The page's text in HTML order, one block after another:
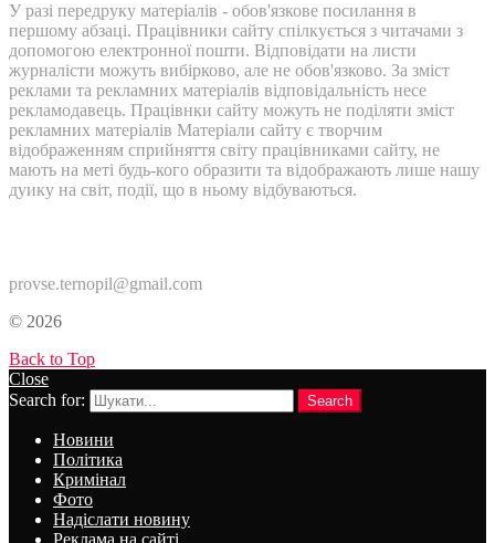
У разі передруку матеріалів - обов'язкове посилання в
першому абзаці. Працівники сайту спілкується з читачами з
допомогою електронної пошти. Відповідати на листи
журналісти можуть вибірково, але не обов'язково. За зміст
реклами та рекламних матеріалів відповідальність несе
рекламодавець. Працівнки сайту можуть не поділяти зміст
рекламних матеріалів Матеріали сайту є творчим
відображенням сприйняття світу працівниками сайту, не
мають на меті будь-кого образити та відображають лише нашу
дуику на світ, події, що в ньому відбуваються.
provse.ternopil@gmail.com
© 2026
Back to Top
Close
Search for:
Search
Новини
Політика
Кримінал
Фото
Надіслати новину
Реклама на сайті